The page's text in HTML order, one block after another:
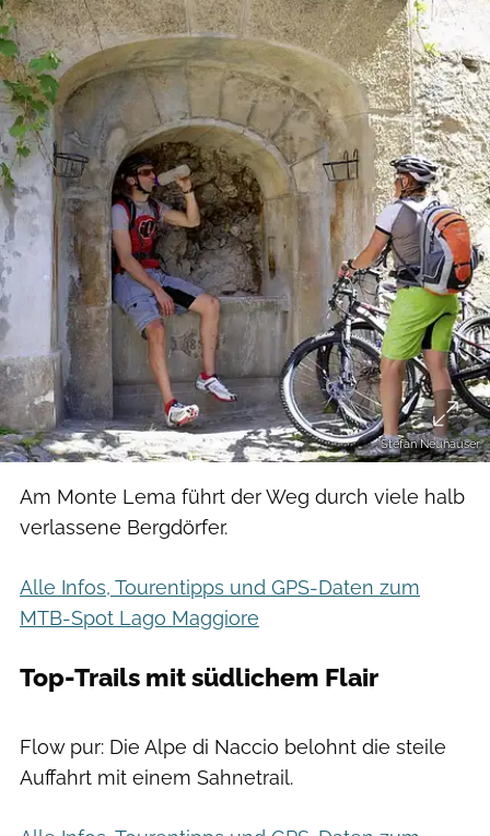
Stefan Neuhauser
Am Monte Lema führt der Weg durch viele halb
verlassene Bergdörfer.
Alle Infos, Tourentipps und GPS-Daten zum
MTB-Spot Lago Maggiore
Top-Trails mit südlichem Flair
Flow pur: Die Alpe di Naccio belohnt die steile
Auffahrt mit einem Sahnetrail.